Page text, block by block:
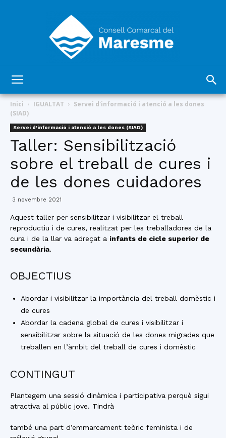
Comarcal
del
Maresme
Inici IGUALTAT
Servei d'informació i atenció a les dones
(SIAD)
Servei d'informació i atenció a les dones (SIAD)
Taller: Sensibilització
sobre el treball de cures i
de les dones cuidadores
3 novembre 2021
Aquest taller per sensibilitzar i visibilitzar el treball
reproductiu i de cures, realitzat per les treballadores de la
cura i de la llar va adreçat a infants de cicle superior de
secundària.
OBJECTIUS
Abordar i visibilitzar la importància del treball domèstic i
de cures
Abordar la cadena global de cures i visibilitzar i
sensibilitzar sobre la situació de les dones migrades que
treballen en l’àmbit del treball de cures i domèstic
CONTINGUT
Plantegem una sessió dinàmica i participativa perquè sigui
atractiva al públic jove. Tindrà
també una part d’emmarcament teòric feminista i de